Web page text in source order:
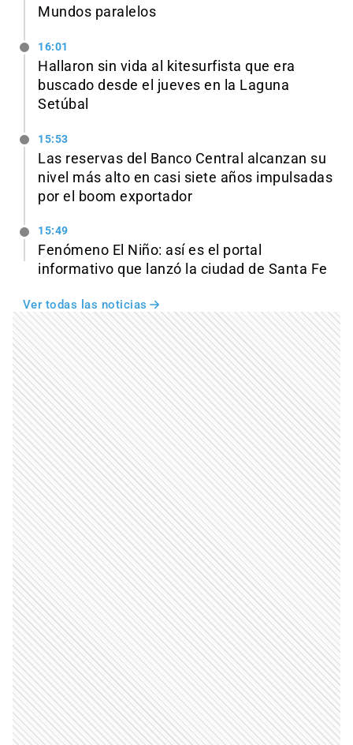
Mundos paralelos
16:01
Hallaron sin vida al kitesurfista que era
buscado desde el jueves en la Laguna
Setúbal
15:53
Las reservas del Banco Central alcanzan su
nivel más alto en casi siete años impulsadas
por el boom exportador
15:49
Fenómeno El Niño: así es el portal
informativo que lanzó la ciudad de Santa Fe
Ver todas las noticias